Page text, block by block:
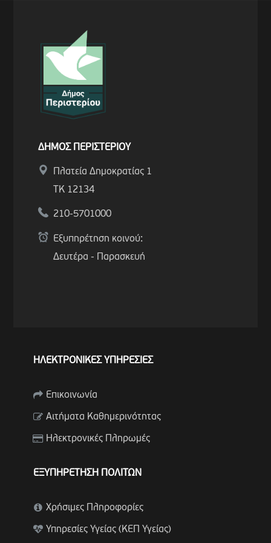
ΔΗΜΟΣ ΠΕΡΙΣΤΕΡΙΟΥ
Πλατεία Δημοκρατίας 1
ΤΚ 12134
210-5701000
Εξυπηρέτηση κοινού:
Δευτέρα - Παρασκευή
ΗΛΕΚΤΡΟΝΙΚΕΣ ΥΠΗΡΕΣΙΕΣ
Επικοινωνία
Αιτήματα Καθημερινότητας
Ηλεκτρονικές Πληρωμές
ΕΞΥΠΗΡΕΤΗΣΗ ΠΟΛΙΤΩΝ
Χρήσιμες Πληροφορίες
Υπηρεσίες Υγείας (ΚΕΠ Υγείας)